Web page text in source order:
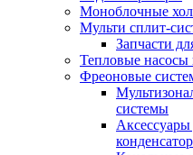
Моноблочные
Мульти сплит-
Запчасти
Тепловые насосы
Фреоновые
системы